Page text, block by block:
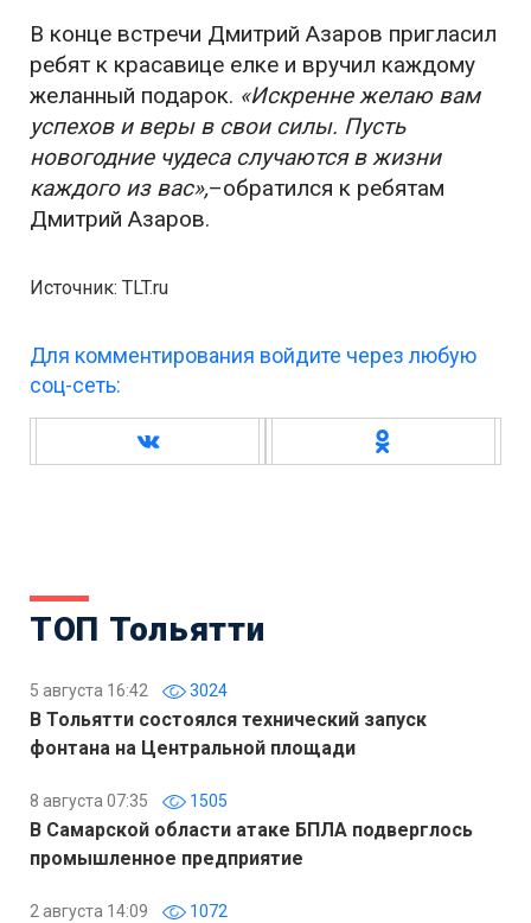
В конце встречи Дмитрий Азаров пригласил
ребят к красавице елке и вручил каждому
желанный подарок. «Искренне желаю вам
успехов и веры в свои силы. Пусть
новогодние чудеса случаются в жизни
каждого из вас»,–обратился к ребятам
Дмитрий Азаров.
Источник: TLT.ru
Для комментирования войдите через любую
соц-сеть:
ТОП Тольятти
5 августа 16:42 3024
В Тольятти состоялся технический запуск
фонтана на Центральной площади
8 августа 07:35 1505
В Самарской области атаке БПЛА подверглось
промышленное предприятие
2 августа 14:09 1072